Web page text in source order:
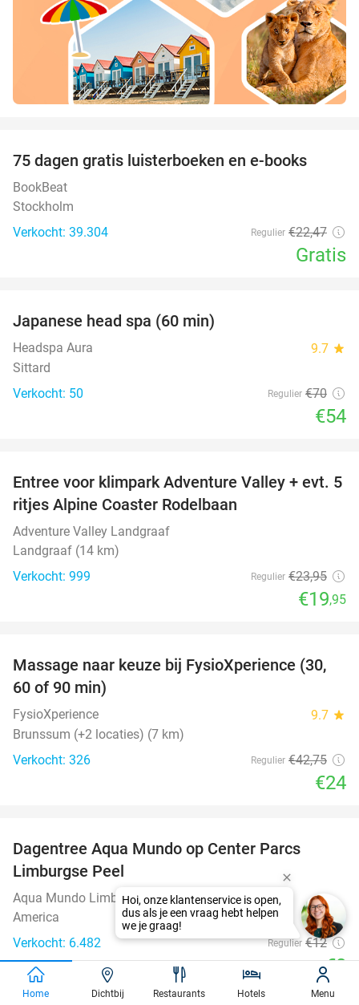
75 dagen gratis luisterboeken en e-books
BookBeat
Stockholm
Verkocht: 39.304
Regulier €22,47
Gratis
Japanese head spa (60 min)
Headspa Aura 9.7 star
Sittard
Verkocht: 50
Regulier €70
€54
17%
Entree voor klimpark Adventure Valley + evt. 5
ritjes Alpine Coaster Rodelbaan
Adventure Valley Landgraaf
Landgraaf (14 km)
Verkocht: 999
Regulier €23,95
€19,95
44%
Massage naar keuze bij FysioXperience (30,
60 of 90 min)
FysioXperience 9.7 star
Brunssum (+2 locaties) (7 km)
Verkocht: 326
Regulier €42,75
€24
Dagentree Aqua Mundo op Center Parcs
Limburgse Peel
Aqua Mundo Limburgse Peel
America
Verkocht: 6.482
Regulier €12
€8
favorite_border
Home Dichtbij Restaurants Hotels Menu